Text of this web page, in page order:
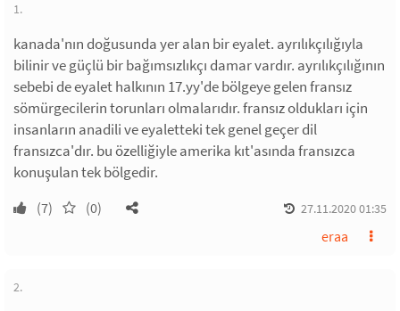
1.
kanada'nın doğusunda yer alan bir eyalet. ayrılıkçılığıyla
bilinir ve güçlü bir bağımsızlıkçı damar vardır. ayrılıkçılığının
sebebi de eyalet halkının 17.yy'de bölgeye gelen fransız
sömürgecilerin torunları olmalarıdır. fransız oldukları için
insanların anadili ve eyaletteki tek genel geçer dil
fransızca'dır. bu özelliğiyle amerika kıt'asında fransızca
konuşulan tek bölgedir.
(7) (0) 27.11.2020 01:35
eraa
2.